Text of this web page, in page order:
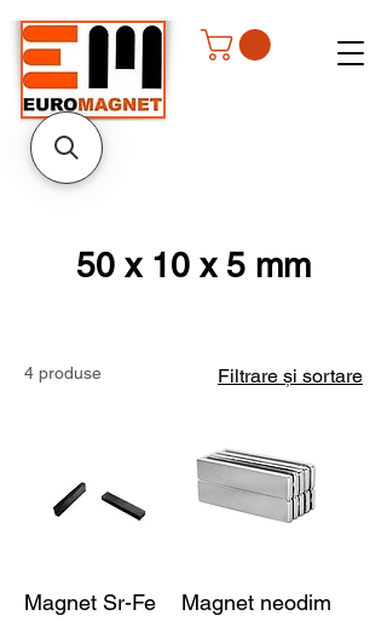
50 x 10 x 5 mm
4 produse Filtrare și sortare
Magnet Sr-Fe
Magnet neodim